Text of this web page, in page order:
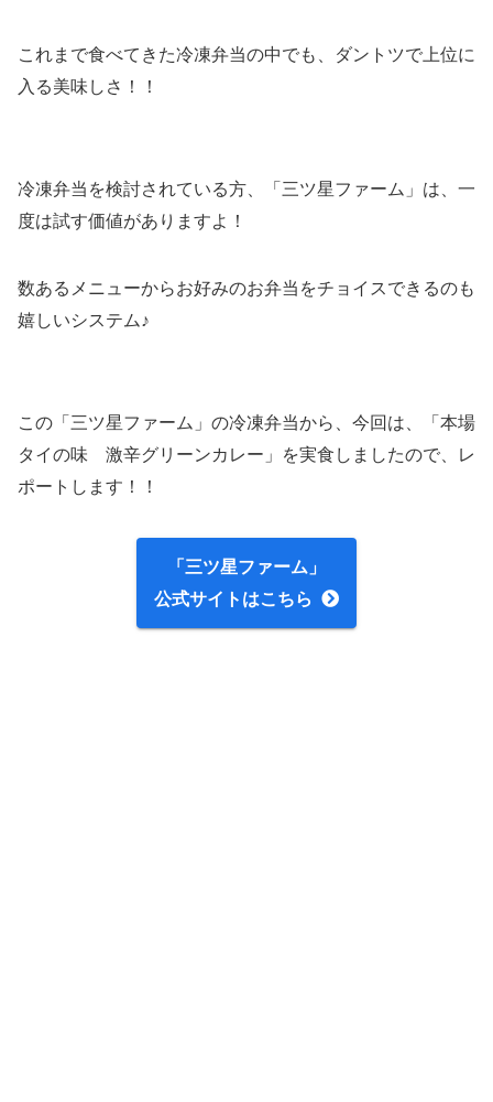
これまで食べてきた冷凍弁当の中でも、ダントツで上位に
入る美味しさ！！
冷凍弁当を検討されている方、「三ツ星ファーム」は、一
度は試す価値がありますよ！
数あるメニューからお好みのお弁当をチョイスできるのも
嬉しいシステム♪
この「三ツ星ファーム」の冷凍弁当から、今回は、「本場
タイの味 激辛グリーンカレー」を実食しましたので、レ
ポートします！！
「三ツ星ファーム」
公式サイトはこちら